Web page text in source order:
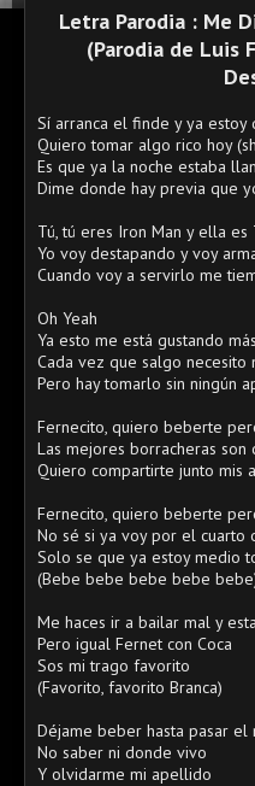
Letra Parodia : Me
(Parodia de Luis
Sí arranca el finde y ya estoy
Quiero tomar algo rico hoy
Es que ya la noche estaba
Dime donde hay previa que
Tú, tú eres Iron Man y ella es
Yo voy destapando y voy
Cuando voy a servirlo me
Oh Yeah
Ya esto me está gustando
Cada vez que salgo necesito
Pero hay tomarlo sin ningún
Fernecito, quiero beberte
Las mejores borracheras son
Quiero compartirte junto mis
Fernecito, quiero beberte
No sé si ya voy por el cuarto
Solo se que ya estoy medio
(Bebe bebe bebe bebe
Me haces ir a bailar mal y
Pero igual Fernet con Coca
Sos mi trago favorito
(Favorito, favorito Branca)
Déjame beber hasta pasar el
No saber ni donde vivo
Y olvidarme mi apellido